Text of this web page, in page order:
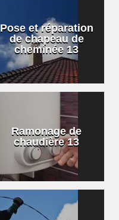
Pose et réparation
de chapeau de
cheminée 13
Ramonage de
chaudière 13